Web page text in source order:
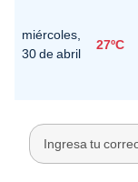
miércoles,
30 de abril
27ºC